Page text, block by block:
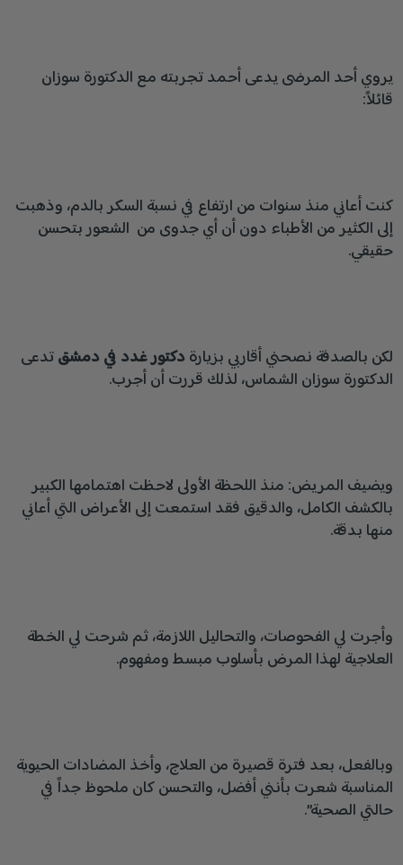
يروي أحد المرضى يدعى أحمد تجربته مع الدكتورة سوزان
قائلاً:
كنت أعاني منذ سنوات من ارتفاع في نسبة السكر بالدم، وذهبت
إلى الكثير من الأطباء دون أن أي جدوى من الشعور بتحسن
حقيقي.
لكن بالصدفة نصحني أقاربي بزيارة دكتور غدد في دمشقتدعى
الدكتورة سوزان الشماس، لذلك قررت أن أجرب.
ويضيف المريض: منذ اللحظة الأولى لاحظت اهتمامها الكبير
بالكشف الكامل، والدقيق فقد استمعت إلى الأعراض التي أعاني
منها بدقة.
وأجرت لي الفحوصات، والتحاليل اللازمة، ثم شرحت لي الخطة
العلاجية لهذا المرض بأسلوب مبسط ومفهوم.
وبالفعل، بعد فترة قصيرة من العلاج، وأخذ المضادات الحيوية
المناسبة شعرت بأنني أفضل، والتحسن كان ملحوظ جداً في
حالتي الصحية”.